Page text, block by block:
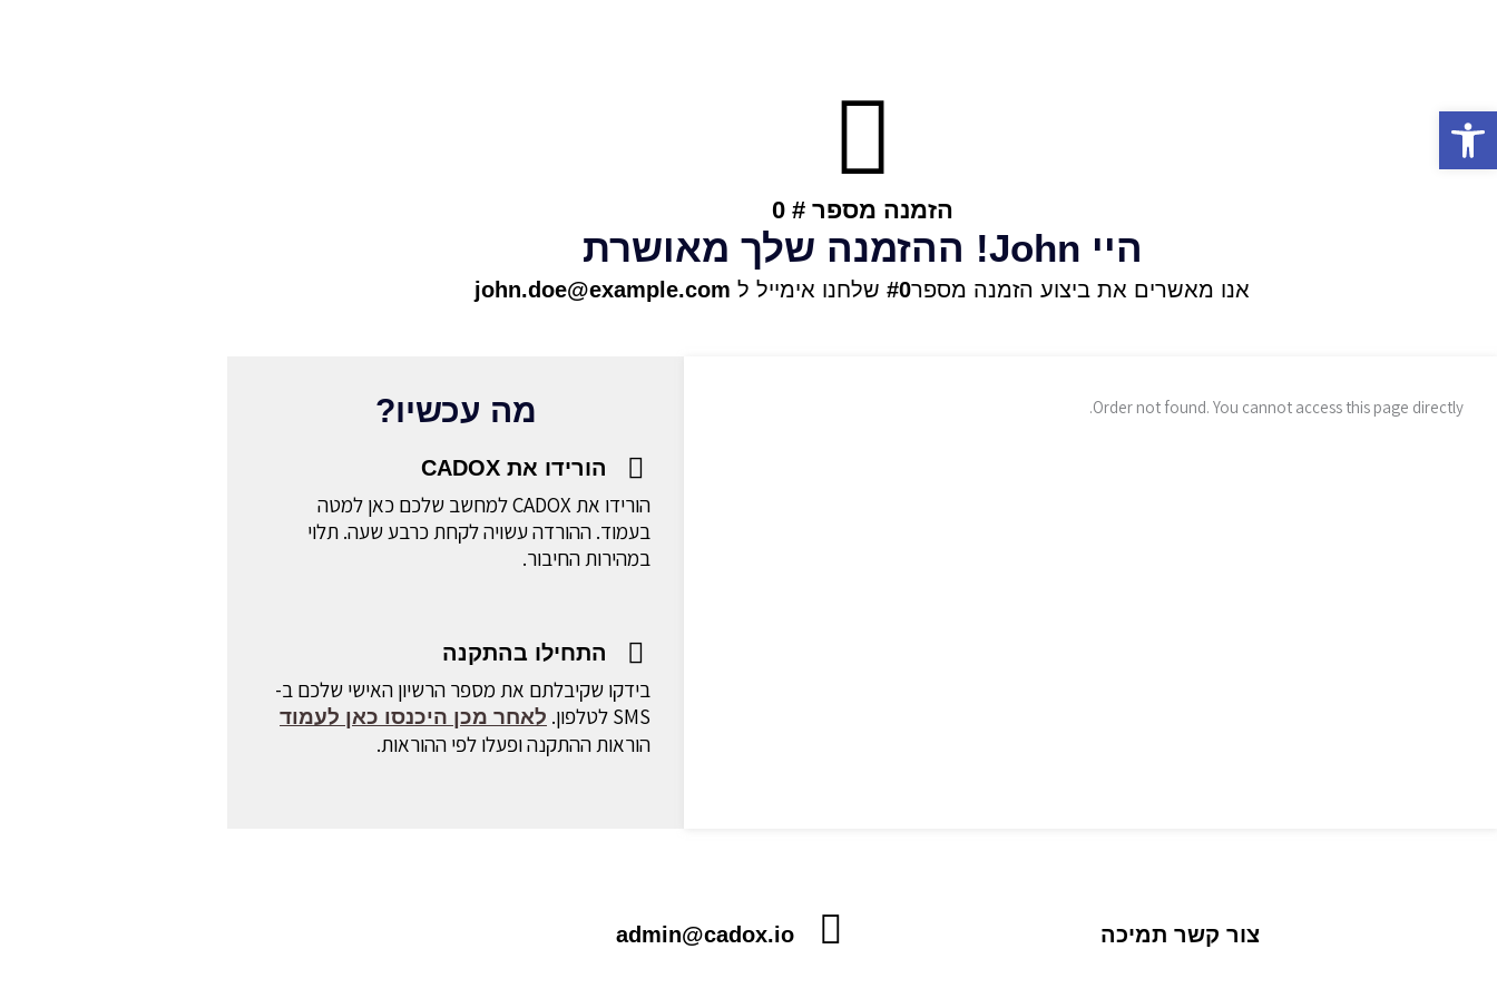
הזמנה מספר # 0
היי John! ההזמנה שלך מאושרת
אנו מאשרים את ביצוע הזמנה מספר#0 שלחנו אימייל ל john.doe@example.com
Order not found. You cannot access this page directly. מה עכשיו?
הורידו את CADOX
הורידו את CADOX למחשב שלכם כאן למטה
בעמוד. ההורדה עשויה לקחת כרבע שעה. תלוי
במהירות החיבור.
התחילו בהתקנה
בידקו שקיבלתם את מספר הרשיון האישי שלכם ב-
SMS לטלפון.
לאחר מכן היכנסו כאן לעמוד
הוראות ההתקנה ופעלו לפי ההוראות.
צור קשר תמיכה admin@cadox.io
פתח סרגל נגישות